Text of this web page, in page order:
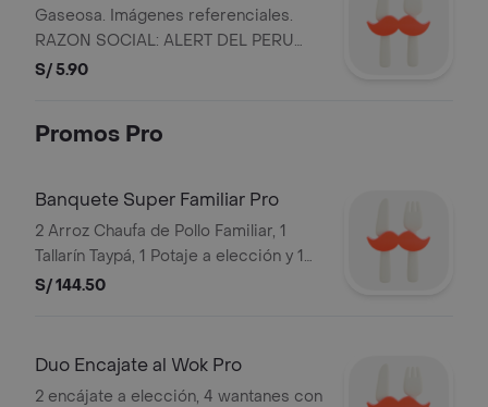
500ML
Gaseosa. Imágenes referenciales.
RAZON SOCIAL: ALERT DEL PERU
S.A. Y RUC: 20101869947.
S/ 5.90
Promos Pro
Banquete Super Familiar Pro
2 Arroz Chaufa de Pollo Familiar, 1
Tallarín Taypá, 1 Potaje a elección y 10
wantanes con salsa de tamarindo .
20101869947.
S/ 144.50
Duo Encajate al Wok Pro
2 encájate a elección, 4 wantanes con